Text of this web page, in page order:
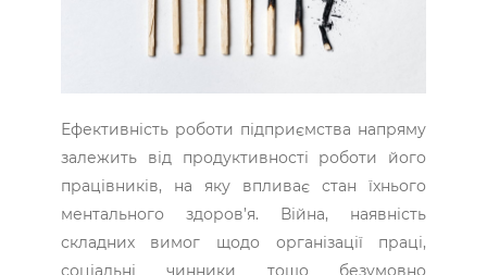
Ефективність роботи підприємства напряму
залежить від продуктивності роботи його
працівників, на яку впливає стан їхнього
ментального здоров’я. Війна, наявність
складних вимог щодо організації праці,
соціальні чинники тощо безумовно